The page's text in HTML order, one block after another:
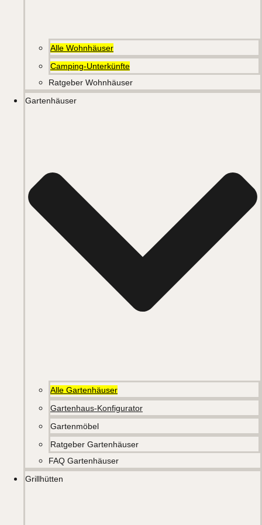
Alle Wohnhäuser
Camping-Unterkünfte
Ratgeber Wohnhäuser
Gartenhäuser
Alle Gartenhäuser
Gartenhaus-Konfigurator
Gartenmöbel
Ratgeber Gartenhäuser
FAQ Gartenhäuser
Grillhütten